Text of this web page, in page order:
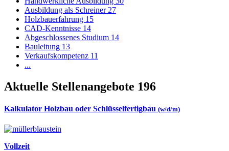
Ausbildung als Schreiner 27
Holzbauerfahrung 15
CAD-Kenntnisse 14
Abgeschlossenes Studium 14
Bauleitung 13
Verkaufskompetenz 11
...
Aktuelle Stellenangebote 196
Kalkulator Holzbau oder Schlüsselfertigbau (w/d/m)
Vollzeit